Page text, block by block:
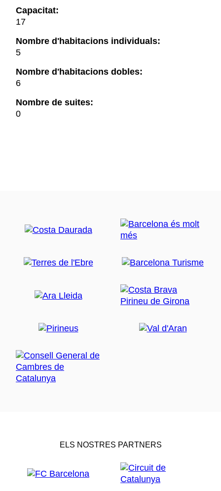
Capacitat:
17
Nombre d'habitacions individuals:
5
Nombre d'habitacions dobles:
6
Nombre de suites:
0
ELS NOSTRES PARTNERS